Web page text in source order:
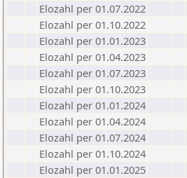
Elozahl per 01.07.2022
Elozahl per 01.10.2022
Elozahl per 01.01.2023
Elozahl per 01.04.2023
Elozahl per 01.07.2023
Elozahl per 01.10.2023
Elozahl per 01.01.2024
Elozahl per 01.04.2024
Elozahl per 01.07.2024
Elozahl per 01.10.2024
Elozahl per 01.01.2025